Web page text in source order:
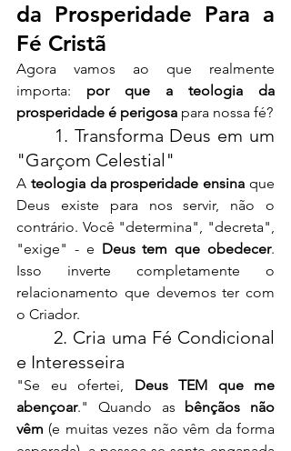
da Prosperidade Para a
Fé Cristã
Agora vamos ao que realmente
importa: por que a teologia da
prosperidade é perigosa para nossa fé?
"Garçom Celestial"
A teologia da prosperidade ensina que
Deus existe para nos servir, não o
contrário. Você "determina", "decreta",
"exige" - e Deus tem que obedecer.
Isso inverte completamente o
relacionamento que devemos ter com
o Criador.
	2. Cria uma Fé Condicional
e Interesseira
"Se eu ofertei, Deus TEM que me
abençoar." Quando as bênçãos não
vêm (e muitas vezes não vêm da forma